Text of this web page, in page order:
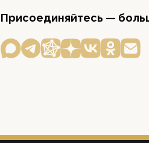
Присоединяйтесь —